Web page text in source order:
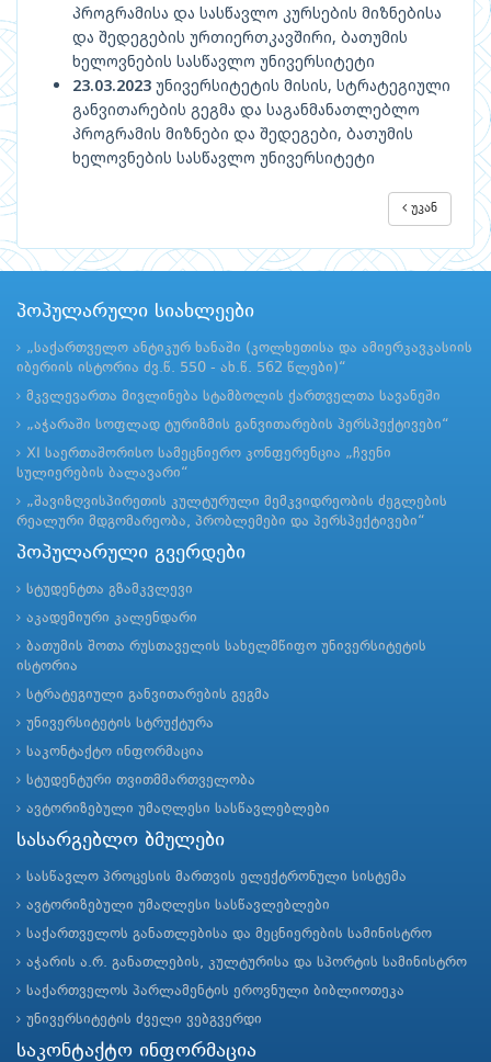
პროგრამისა და სასწავლო კურსების მიზნებისა
და შედეგების ურთიერთკავშირი, ბათუმის
ხელოვნების სასწავლო უნივერსიტეტი
23.03.2023 უნივერსიტეტის მისის, სტრატეგიული
განვითარების გეგმა და საგანმანათლებლო
პროგრამის მიზნები და შედეგები, ბათუმის
ხელოვნების სასწავლო უნივერსიტეტი
უკან
პოპულარული სიახლეები
„საქართველო ანტიკურ ხანაში (კოლხეთისა და ამიერკავკასიის
იბერიის ისტორია ძვ.წ. 550 - ახ.წ. 562 წლები)“
მკვლევართა მივლინება სტამბოლის ქართველთა სავანეში
„აჭარაში სოფლად ტურიზმის განვითარების პერსპექტივები“
XI საერთაშორისო სამეცნიერო კონფერენცია „ჩვენი
სულიერების ბალავარი“
„შავიზღვისპირეთის კულტურული მემკვიდრეობის ძეგლების
რეალური მდგომარეობა, პრობლემები და პერსპექტივები“
პოპულარული გვერდები
სტუდენტთა გზამკვლევი
აკადემიური კალენდარი
ბათუმის შოთა რუსთაველის სახელმწიფო უნივერსიტეტის
ისტორია
სტრატეგიული განვითარების გეგმა
უნივერსიტეტის სტრუქტურა
საკონტაქტო ინფორმაცია
სტუდენტური თვითმმართველობა
ავტორიზებული უმაღლესი სასწავლებლები
სასარგებლო ბმულები
სასწავლო პროცესის მართვის ელექტრონული სისტემა
ავტორიზებული უმაღლესი სასწავლებლები
საქართველოს განათლებისა და მეცნიერების სამინისტრო
აჭარის ა.რ. განათლების, კულტურისა და სპორტის სამინისტრო
საქართველოს პარლამენტის ეროვნული ბიბლიოთეკა
უნივერსიტეტის ძველი ვებგვერდი
საკონტაქტო ინფორმაცია